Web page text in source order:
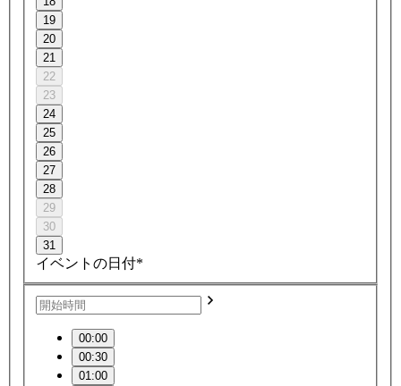
19
20
21
22
23
24
25
26
27
28
29
30
31
イベントの日付*
00:00
00:30
01:00